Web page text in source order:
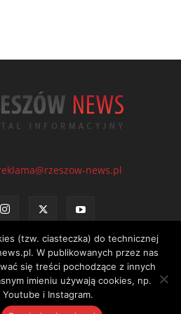
news.pl
Regulamin portalu
portalu Rzeszów News. Wszystkie prawa
(tzw. ciasteczka) do technicznej
W publikowanych przez nas
się treści pochodzące z innych
imieniu używają cookies, np.
Youtube i Instagram.